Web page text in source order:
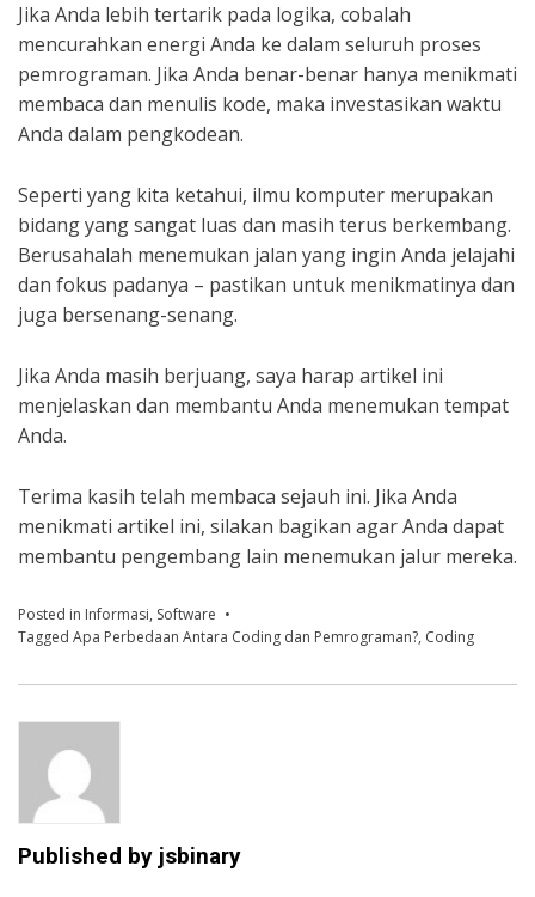
Jika Anda lebih tertarik pada logika, cobalah
mencurahkan energi Anda ke dalam seluruh proses
pemrograman. Jika Anda benar-benar hanya menikmati
membaca dan menulis kode, maka investasikan waktu
Anda dalam pengkodean.
Seperti yang kita ketahui, ilmu komputer merupakan
bidang yang sangat luas dan masih terus berkembang.
Berusahalah menemukan jalan yang ingin Anda jelajahi
dan fokus padanya – pastikan untuk menikmatinya dan
juga bersenang-senang.
Jika Anda masih berjuang, saya harap artikel ini
menjelaskan dan membantu Anda menemukan tempat
Anda.
Terima kasih telah membaca sejauh ini. Jika Anda
menikmati artikel ini, silakan bagikan agar Anda dapat
membantu pengembang lain menemukan jalur mereka.
Posted in Informasi, Software
Tagged Apa Perbedaan Antara Coding dan Pemrograman?, Coding
Published by jsbinary